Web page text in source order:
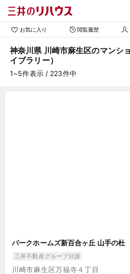
お気に入り 閲覧履歴
神奈川県 川崎市麻生区のマンシ
イブラリー）
1~5件表示/ 223件中
パークホームズ新百合ヶ丘 山手の杜
三井不動産グループ分譲
川崎市麻生区万福寺４丁目